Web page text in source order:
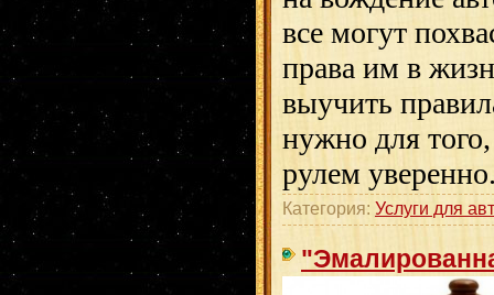
все могут
права им в
выучить
нужно для
рулем
Категория: Услуги для